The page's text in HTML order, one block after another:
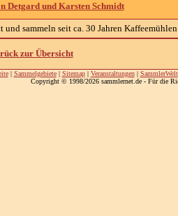
Detgard und Karsten Schmidt
und sammeln seit ca. 30 Jahren
zur Übersicht
| Sammelgebiete| Sitemap| Veranstaltungen| SammlerWelt
Copyright © 1998/2026 sammlernet.de - Für die